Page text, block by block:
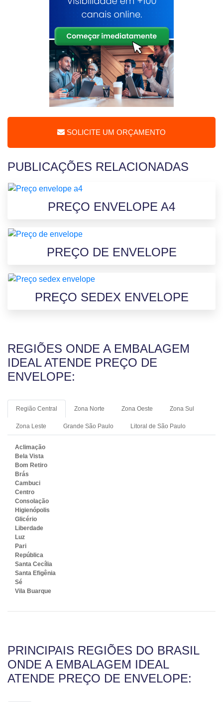
SOLICITE UM ORÇAMENTO
PUBLICAÇÕES RELACIONADAS
PREÇO ENVELOPE A4
PREÇO DE ENVELOPE
PREÇO SEDEX ENVELOPE
REGIÕES ONDE A EMBALAGEM
IDEAL ATENDE PREÇO DE
ENVELOPE:
Região Central Zona Norte Zona Oeste Zona Sul
Zona Leste Grande São Paulo Litoral de São Paulo
Aclimação
Bela Vista
Bom Retiro
Brás
Cambuci
Centro
Consolação
Higienópolis
Glicério
Liberdade
Luz
Pari
República
Santa Cecília
Santa Efigênia
Sé
Vila Buarque
PRINCIPAIS REGIÕES DO BRASIL
ONDE A EMBALAGEM IDEAL
ATENDE PREÇO DE ENVELOPE: